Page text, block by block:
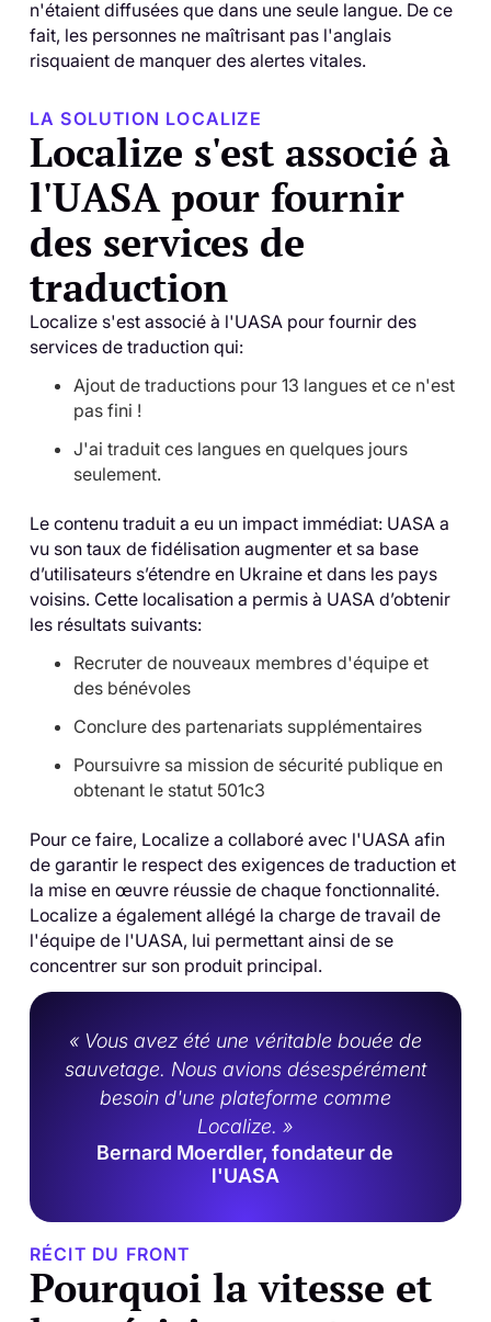
n'étaient diffusées que dans une seule langue. De ce
fait, les personnes ne maîtrisant pas l'anglais
risquaient de manquer des alertes vitales.
LA SOLUTION LOCALIZE
Localize s'est associé à
l'UASA pour fournir
des services de
traduction
Localize s'est associé à l'UASA pour fournir des
services de traduction qui:
Ajout de traductions pour 13 langues et ce n'est
pas fini !
J'ai traduit ces langues en quelques jours
seulement.
Le contenu traduit a eu un impact immédiat: UASA a
vu son taux de fidélisation augmenter et sa base
d’utilisateurs s’étendre en Ukraine et dans les pays
voisins. Cette localisation a permis à UASA d’obtenir
les résultats suivants:
Recruter de nouveaux membres d'équipe et
des bénévoles
Conclure des partenariats supplémentaires
Poursuivre sa mission de sécurité publique en
obtenant le statut 501c3
Pour ce faire, Localize a collaboré avec l'UASA afin
de garantir le respect des exigences de traduction et
la mise en œuvre réussie de chaque fonctionnalité.
Localize a également allégé la charge de travail de
l'équipe de l'UASA, lui permettant ainsi de se
concentrer sur son produit principal.
« Vous avez été une véritable bouée de
sauvetage. Nous avions désespérément
besoin d'une plateforme comme
Localize. »
Bernard Moerdler, fondateur de
l'UASA
RÉCIT DU FRONT
Pourquoi la vitesse et